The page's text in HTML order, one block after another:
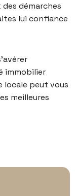
démarches
lui confiance
immobilier
locale peut vous
meilleures